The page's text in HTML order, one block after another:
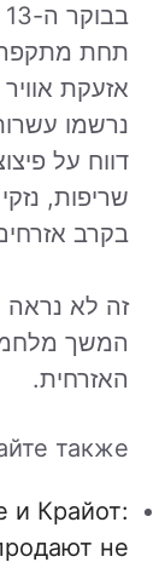
תחת מתקפה
אזעקת
נרשמו
דווח על
שריפות,
בקרב
זה לא נראה
המשך
האזרחית.
также
и Крайот:
не